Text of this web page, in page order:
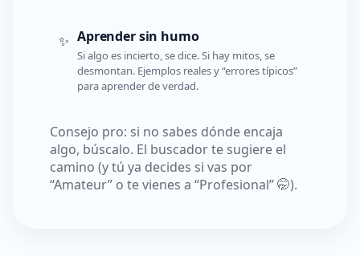
✨ Aprender sin humo
Si algo es incierto, se dice. Si hay mitos, se
desmontan. Ejemplos reales y “errores típicos”
para aprender de verdad.
Consejo pro: si no sabes dónde encaja
algo, búscalo. El buscador te sugiere el
camino (y tú ya decides si vas por
“Amateur” o te vienes a “Profesional” 🤭).